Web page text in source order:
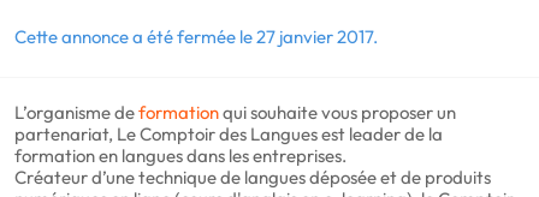
Cette annonce a été fermée le 27 janvier 2017.
L’organisme deformationqui souhaite vous proposer un
partenariat, Le Comptoir des Langues est leader de la
formation en langues dans les entreprises.
Créateur d’une technique de langues déposée et de produits